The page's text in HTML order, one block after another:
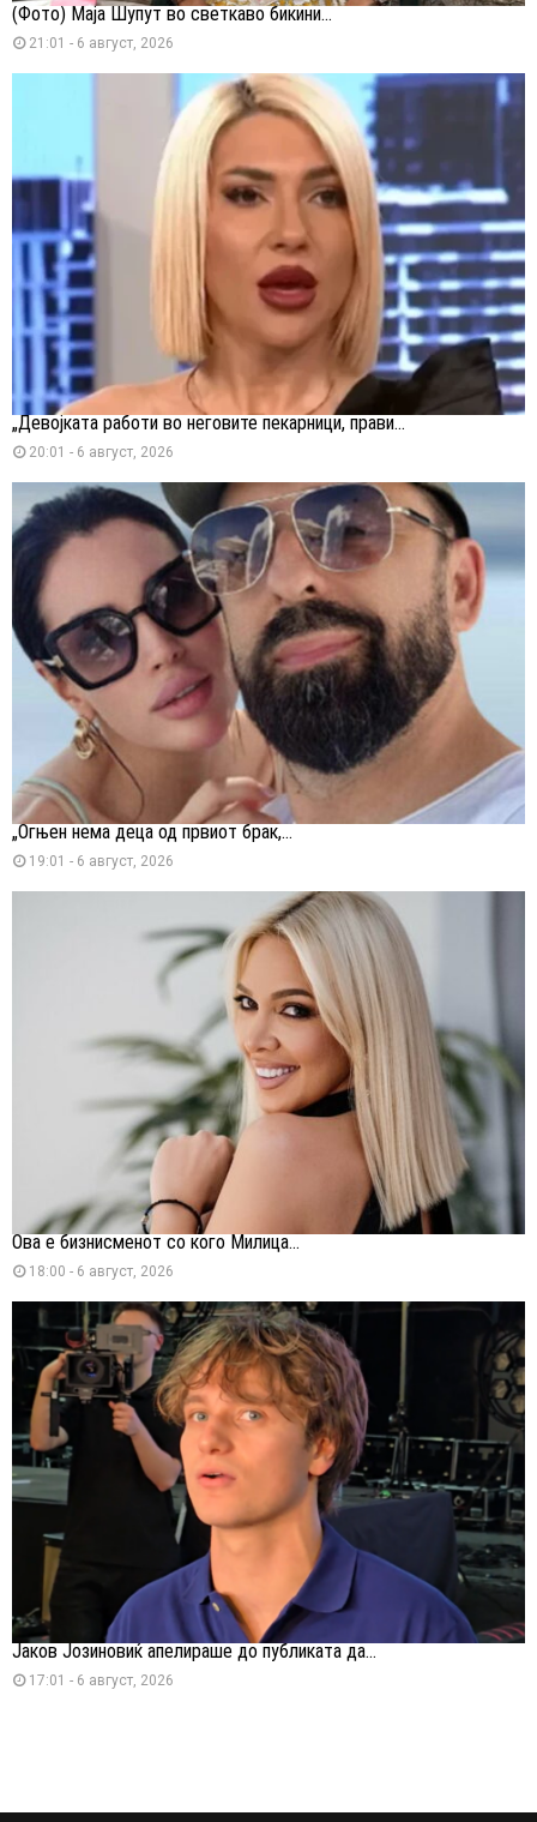
(Фото) Маја Шупут во светкаво бикини...
21:01 - 6 август, 2026
„Девојката работи во неговите пекарници, прави...
20:01 - 6 август, 2026
„Огњен нема деца од првиот брак,...
19:01 - 6 август, 2026
Ова е бизнисменот со кого Милица...
18:00 - 6 август, 2026
Јаков Јозиновиќ апелираше до публиката да...
17:01 - 6 август, 2026